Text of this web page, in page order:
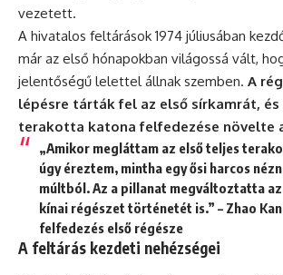
vezetett.
A hivatalos feltárások 1974 júliusában
már az első hónapokban világossá vált,
jelentőségű lelettel állnak szemben. A
lépésre tárták fel az első sírkamrát, és
terakotta katona felfedezése növelte
„Amikor megláttam az első teljes
úgy éreztem, mintha egy ősi harcos
múltból. Az a pillanat megváltoztatta
kínai régészet történetét is.” – Zhao
felfedezés első régésze
A feltárás kezdeti nehézségei